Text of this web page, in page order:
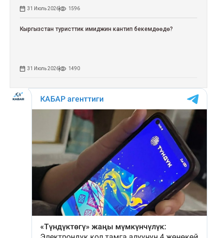
31 Июль 2026 1596
Кыргызстан туристтик имиджин кантип бекемдөөдө?
31 Июль 2026 1490